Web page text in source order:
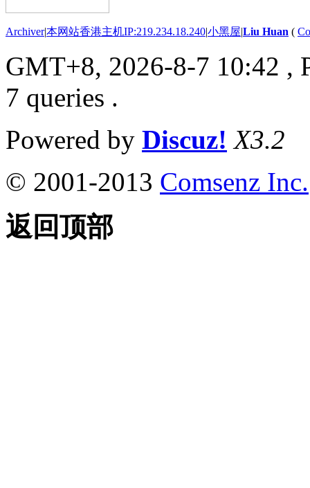
Archiver|本网站香港主机IP:219.234.18.240|小黑屋|Liu Huan (
GMT+8, 2026-8-7 10:42 ,
7 queries .
Powered by Discuz! X3.2
© 2001-2013 Comsenz Inc.
返回顶部